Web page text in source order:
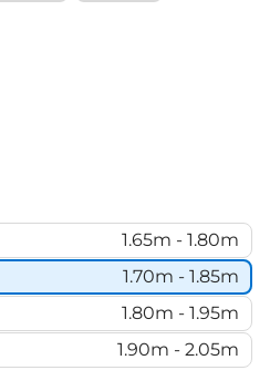
1.65m - 1.80m
1.70m - 1.85m
1.80m - 1.95m
1.90m - 2.05m